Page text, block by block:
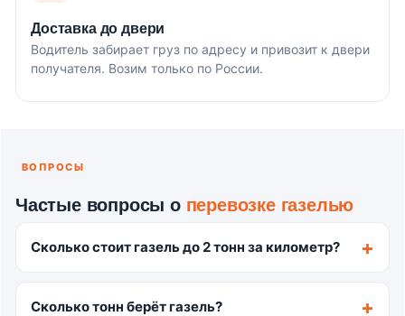
Доставка до двери
Водитель забирает груз по адресу и привозит к двери
получателя. Возим только по России.
ВОПРОСЫ
Частые вопросы о перевозке газелью
Сколько стоит газель до 2 тонн за километр?
Сколько тонн берёт газель?